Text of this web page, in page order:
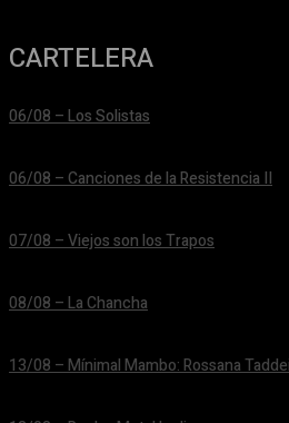
CARTELERA
06/08 – Los Solistas
06/08 – Canciones de la Resistencia II
07/08 – Viejos son los Trapos
08/08 – La Chancha
13/08 – Mínimal Mambo: Rossana